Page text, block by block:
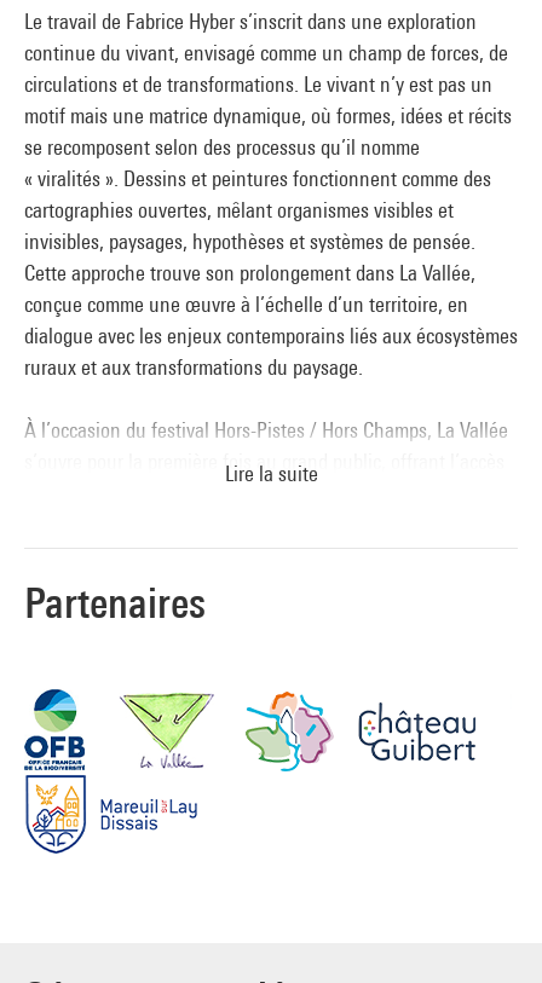
Le travail de Fabrice Hyber s’inscrit dans une exploration
continue du vivant, envisagé comme un champ de forces, de
circulations et de transformations. Le vivant n’y est pas un
motif mais une matrice dynamique, où formes, idées et récits
se recomposent selon des processus qu’il nomme
« viralités ». Dessins et peintures fonctionnent comme des
cartographies ouvertes, mêlant organismes visibles et
invisibles, paysages, hypothèses et systèmes de pensée.
Cette approche trouve son prolongement dans La Vallée,
conçue comme une œuvre à l’échelle d’un territoire, en
dialogue avec les enjeux contemporains liés aux écosystèmes
ruraux et aux transformations du paysage.
À l’occasion du festival Hors-Pistes / Hors Champs, La Vallée
s’ouvre pour la première fois au grand public, offrant l’accès
Lire la suite
Partenaires